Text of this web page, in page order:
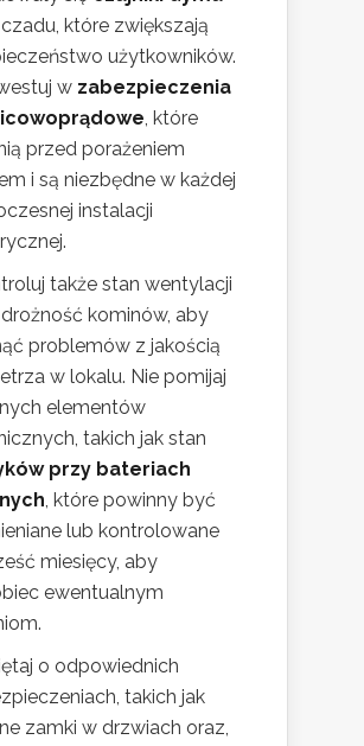
które zwiększają
użytkowników.
w zabezpieczenia
, które
przed porażeniem
i są niezbędne w każdej
instalacji
także stan wentylacji
kominów, aby
problemów z jakością
w lokalu. Nie pomijaj
elementów
takich jak stan
przy bateriach
, które powinny być
lub kontrolowane
miesięcy, aby
ewentualnym
o odpowiednich
takich jak
zamki w drzwiach oraz,